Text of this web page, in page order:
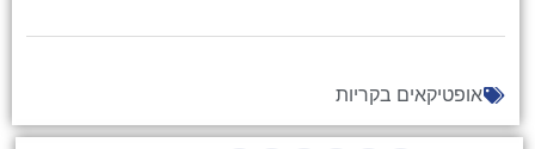
אופטיקאים בקריות